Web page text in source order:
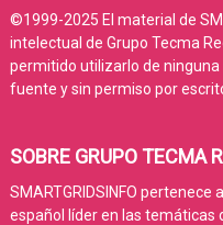
©1999-2025 El material de
intelectual de Grupo Tecma
permitido utilizarlo de
fuente y sin permiso por
SOBRE GRUPO TECMA
SMARTGRIDSINFO pertenece a
español líder en las temáticas